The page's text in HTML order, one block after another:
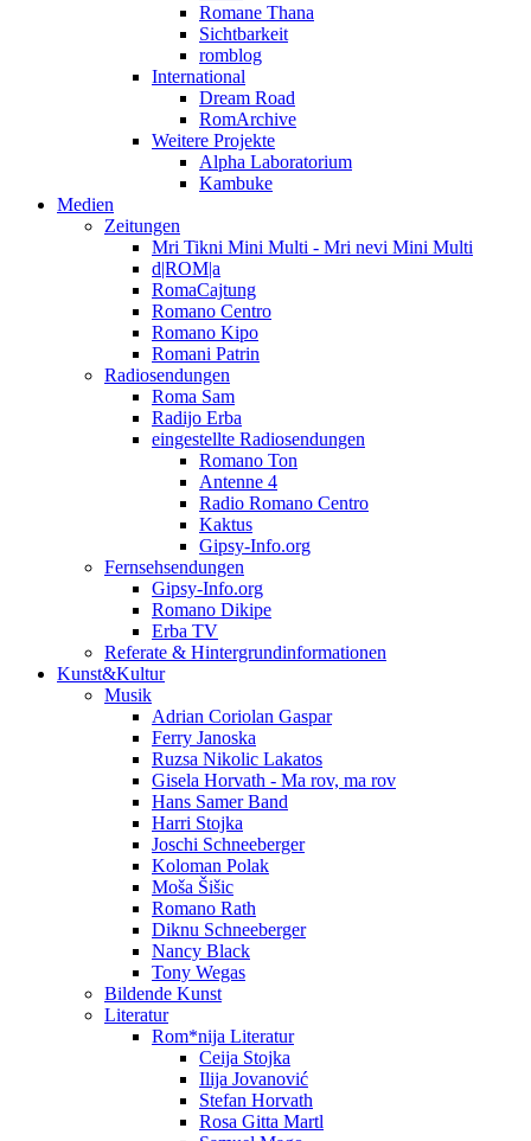
Romane Thana
Sichtbarkeit
romblog
International
Dream Road
RomArchive
Weitere Projekte
Alpha Laboratorium
Kambuke
Medien
Zeitungen
Mri Tikni Mini Multi - Mri nevi Mini Multi
d|ROM|a
RomaCajtung
Romano Centro
Romano Kipo
Romani Patrin
Radiosendungen
Roma Sam
Radijo Erba
eingestellte Radiosendungen
Romano Ton
Antenne 4
Radio Romano Centro
Kaktus
Gipsy-Info.org
Fernsehsendungen
Gipsy-Info.org
Romano Dikipe
Erba TV
Referate & Hintergrundinformationen
Kunst&Kultur
Musik
Adrian Coriolan Gaspar
Ferry Janoska
Ruzsa Nikolic Lakatos
Gisela Horvath - Ma rov, ma rov
Hans Samer Band
Harri Stojka
Joschi Schneeberger
Koloman Polak
Moša Šišic
Romano Rath
Diknu Schneeberger
Nancy Black
Tony Wegas
Bildende Kunst
Literatur
Rom*nija Literatur
Ceija Stojka
Ilija Jovanović
Stefan Horvath
Rosa Gitta Martl